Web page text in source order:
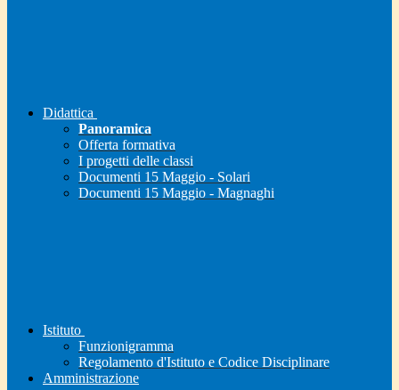
Didattica
Panoramica
Offerta formativa
I progetti delle classi
Documenti 15 Maggio - Solari
Documenti 15 Maggio - Magnaghi
Istituto
Funzionigramma
Regolamento d'Istituto e Codice Disciplinare
Amministrazione